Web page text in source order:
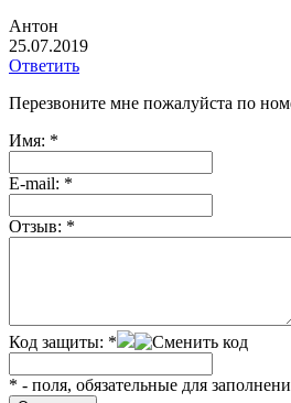
Антон
25.07.2019
Ответить
Перезвоните мне пожалуйста по
Имя: *
Е-mail: *
Отзыв: *
Код защиты: *
* - поля, обязательные для